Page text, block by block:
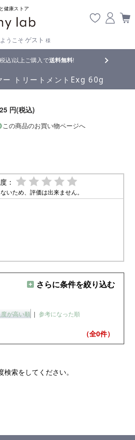
健康ストア
ようこそ ゲスト 様
込)以上ご購入で送料無料! 【重要】
ー トリートメントExg 60g
円(税込)
この商品のお買い物ページへ
：
いため、評価は出来ません。
さらに条件を絞り込む
が高い順 | 参考になった順
（全0件）
索をしてください。